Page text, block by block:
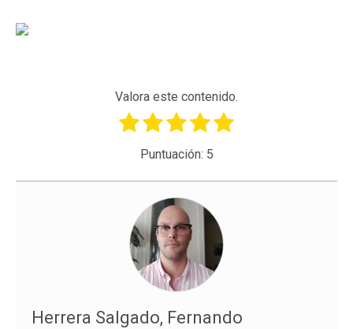
Valora este contenido.
Puntuación: 5
Herrera Salgado, Fernando